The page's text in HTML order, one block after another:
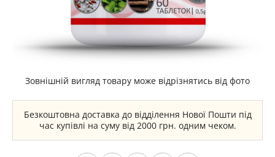
Зовнішній вигляд товару може відрізнятись від фото
Безкоштовна доставка до відділення Нової Пошти під
час купівлі на суму від 2000 грн. одним чеком.